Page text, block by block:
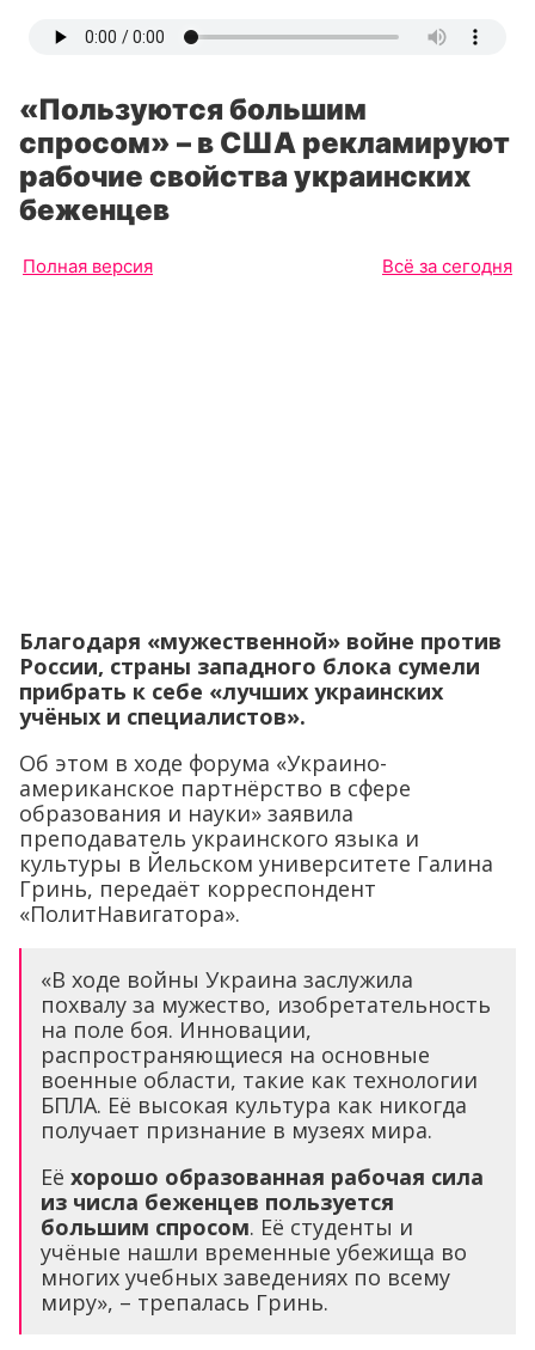
«Пользуются большим
спросом» – в США рекламируют
рабочие свойства украинских
беженцев
Полная версия Всё за сегодня
Благодаря «мужественной» войне против
России, страны западного блока сумели
прибрать к себе «лучших украинских
учёных и специалистов».
Об этом в ходе форума «Украино-
американское партнёрство в сфере
образования и науки» заявила
преподаватель украинского языка и
культуры в Йельском университете Галина
Гринь, передаёт корреспондент
«ПолитНавигатора».
«В ходе войны Украина заслужила
похвалу за мужество, изобретательность
на поле боя. Инновации,
распространяющиеся на основные
военные области, такие как технологии
БПЛА. Её высокая культура как никогда
получает признание в музеях мира.
Её хорошо образованная рабочая сила
из числа беженцев пользуется
большим спросом. Её студенты и
учёные нашли временные убежища во
многих учебных заведениях по всему
миру», – трепалась Гринь.